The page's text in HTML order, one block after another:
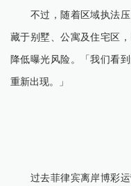
不过，随着区域执法压
藏于别墅、公寓及住宅区
降低曝光风险。「我们看
重新出现。」
过去菲律宾离岸博彩运